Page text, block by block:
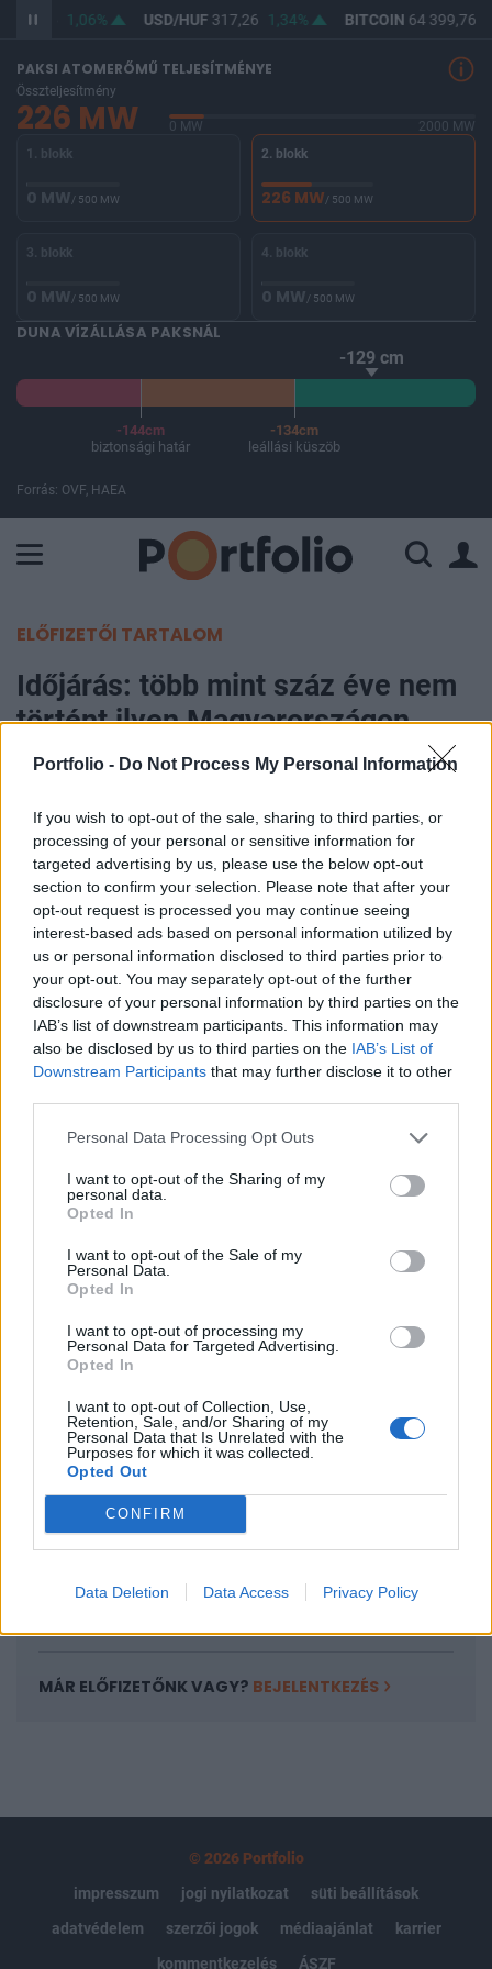
Portfolio - Do Not Process My Personal Information
If you wish to opt-out of the sale, sharing to third parties, or
processing of your personal or sensitive information for
targeted advertising by us, please use the below opt-out
section to confirm your selection. Please note that after your
opt-out request is processed you may continue seeing
interest-based ads based on personal information utilized by
us or personal information disclosed to third parties prior to
your opt-out. You may separately opt-out of the further
disclosure of your personal information by third parties on the
IAB’s list of downstream participants. This information may
also be disclosed by us to third parties on the IAB’s List of
Downstream Participants that may further disclose it to other
Personal Data Processing Opt Outs
I want to opt-out of the Sharing of my
personal data.
Opted In
I want to opt-out of the Sale of my
Personal Data.
Opted In
I want to opt-out of processing my
Personal Data for Targeted Advertising.
Opted In
I want to opt-out of Collection, Use,
Retention, Sale, and/or Sharing of my
Personal Data that Is Unrelated with the
Purposes for which it was collected.
Opted Out
CONFIRM
Data Deletion Data Access Privacy Policy
365,56 1,06% USD/HUF317,26 1,34% BITCOIN64 399,76
PAKSI ATOMERŐMŰ TELJESÍTMÉNYE
Összteljesítmény
226 MW 0 MW
2000 MW
1. blokk
0 MW/ 500 MW
2. blokk
226 MW/ 500 MW
3. blokk
0 MW/ 500 MW
4. blokk
0 MW/ 500 MW
DUNA VÍZÁLLÁSA PAKSNÁL
-129 cm
-144cm
biztonsági határ
-134cm
leállási küszöb
Forrás: OVF, HAEA
ELŐFIZETŐI TARTALOM
Időjárás: több mint száz éve nem
történt ilyen Magyarországon
Rendkívül száraz volt az idei április
Magyarországon: országos átlagban mindössze 4
milliméter csapadék hullott, miközben az ilyenkor
szokásos mennyiség nagyjából 40 milliméter
lenne. Ez azt jelenti, hogy az átlagos áprilisi
csapadékmennyiségnek csupán a tizede érkezett
meg – számolt be a HungaroMet Nonprofit Zrt.
Sustainable World 2026Szeptember 8-án jön az év egyik
legjelentősebb üzleti fenntarthatósági találkozója, a
Portfolio Sustainable World 2026. A szektorsemleges
aktualitásokkal, a legégetőbb beavatkozási gyakorlatokkal
foglalkozik, de emellett helyszíne a Green Awards
jelentkezésA meteorológiai...
KEDVES OLVASÓNK!
A keresett cikk a portfolio.hu hírarchívumához
tartozik, melynek olvasása előfizetéses
regisztrációhoz kötött.
Az előfizetés a következőket tartalmazza:
Portfolio.hu teljes cikkarchívum
Kötéslisták: BÉT elmúlt 2 év napon belüli
kötéslistái
MÁR ELŐFIZETŐNK VAGY? BEJELENTKEZÉS
© 2026 Portfolio
impresszum
jogi nyilatkozat
süti beállítások
adatvédelem
szerzői jogok médiaajánlat
karrier
kommentkezelés
ÁSZF